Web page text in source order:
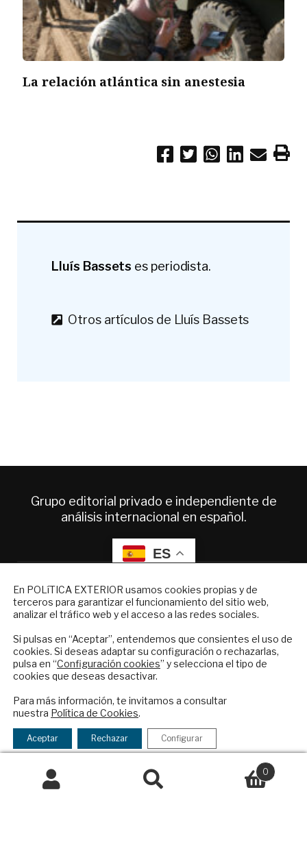
La relación atlántica sin anestesia
Lluís Bassets es periodista.
Otros artículos de Lluís Bassets
Grupo editorial privado e independiente de
análisis internacional en español.
ES
Quiénes somos
Suscripciones
Productos y precios
Preguntas frecuentes
Condiciones generales de contratación
Colaboraciones
Publicidad
Contacto
Política Exterior
Afkar/Ideas
Buscar
0
En POLíTICA EXTERIOR usamos cookies propias y de
terceros para garantizar el funcionamiento del sitio web,
analizar el tráfico web y el acceso a las redes sociales.
Si pulsas en “Aceptar”, entendemos que consientes el uso de
cookies. Si deseas adaptar su configuración o rechazarlas,
pulsa en “Configuración cookies” y selecciona el tipo de
cookies que deseas desactivar.
Para más información, te invitamos a consultar
nuestra Política de Cookies.
Aceptar Rechazar Configurar
NEWSLETTER
Suscríbase a nuestro boletín electrónico y
reciba en su correo el mejor análisis
internacional en español.
Checkbox
acepto
la
política
de
política de privacidad